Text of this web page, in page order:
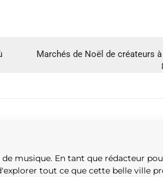
Marchés de Noël de créateurs
musique. En tant que rédacteur
tout ce que cette belle ville